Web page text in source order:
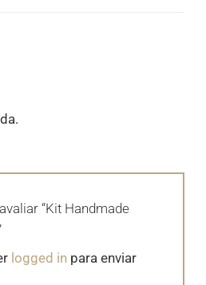
“Kit Handmade
logged in para enviar